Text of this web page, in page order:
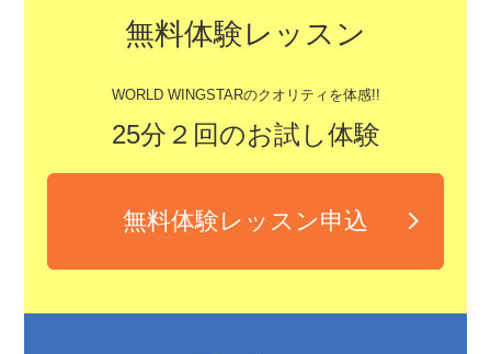
無料体験レッスン
WORLD WINGSTARのクオリティを体感!!
25分２回のお試し体験
無料体験レッスン申込